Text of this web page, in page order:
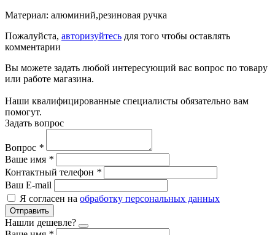
Материал: алюминий,резиновая ручка
Пожалуйста, авторизуйтесь для того чтобы оставлять
комментарии
Вы можете задать любой интересующий вас вопрос по товару
или работе магазина.
Наши квалифицированные специалисты обязательно вам
помогут.
Задать вопрос
Вопрос *
Ваше имя *
Контактный телефон *
Ваш E-mail
Я согласен на обработку персональных данных
Отправить
Нашли дешевле?